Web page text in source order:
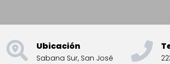
Ubicación
Sabana Sur, San José